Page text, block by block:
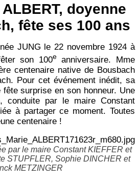
doyenne
fête ses 100 ans
JUNG le 22 novembre 1924 à
son 100eanniversaire. Mme
centenaire native de Bousbach
Pour cet événement inédit, sa
surprise en son honneur. Une
conduite par le maire Constant
à partager ce moment. Toutes
centenaire !
par le maire Constant KIEFFER et
STUPFLER, Sophie DINCHER et
METZINGER